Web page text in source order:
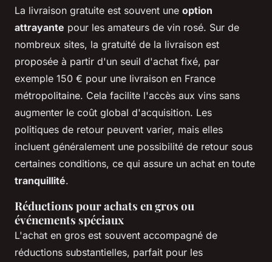
La livraison gratuite est souvent une option
attrayante pour les amateurs de vin rosé. Sur de
nombreux sites, la gratuité de la livraison est
proposée à partir d'un seuil d'achat fixé, par
exemple 150 € pour une livraison en France
métropolitaine. Cela facilite l'accès aux vins sans
augmenter le coût global d'acquisition. Les
politiques de retour peuvent varier, mais elles
incluent généralement une possibilité de retour sous
certaines conditions, ce qui assure un achat en toute
tranquillité.
Réductions pour achats en gros ou
événements spéciaux
L'achat en gros est souvent accompagné de
réductions substantielles, parfait pour les